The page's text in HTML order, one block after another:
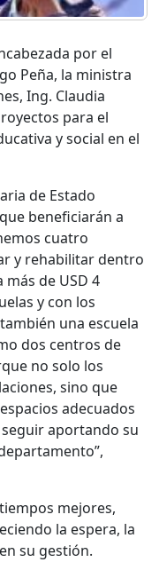
por el
Peña, la ministra
Ing. Claudia
para el
y social en el
de Estado
beneficiarán a
cuatro
y rehabilitar dentro
de USD 4
y con los
una escuela
dos centros de
no solo los
sino que
adecuados
aportando su
mejores,
la espera, la
su gestión.